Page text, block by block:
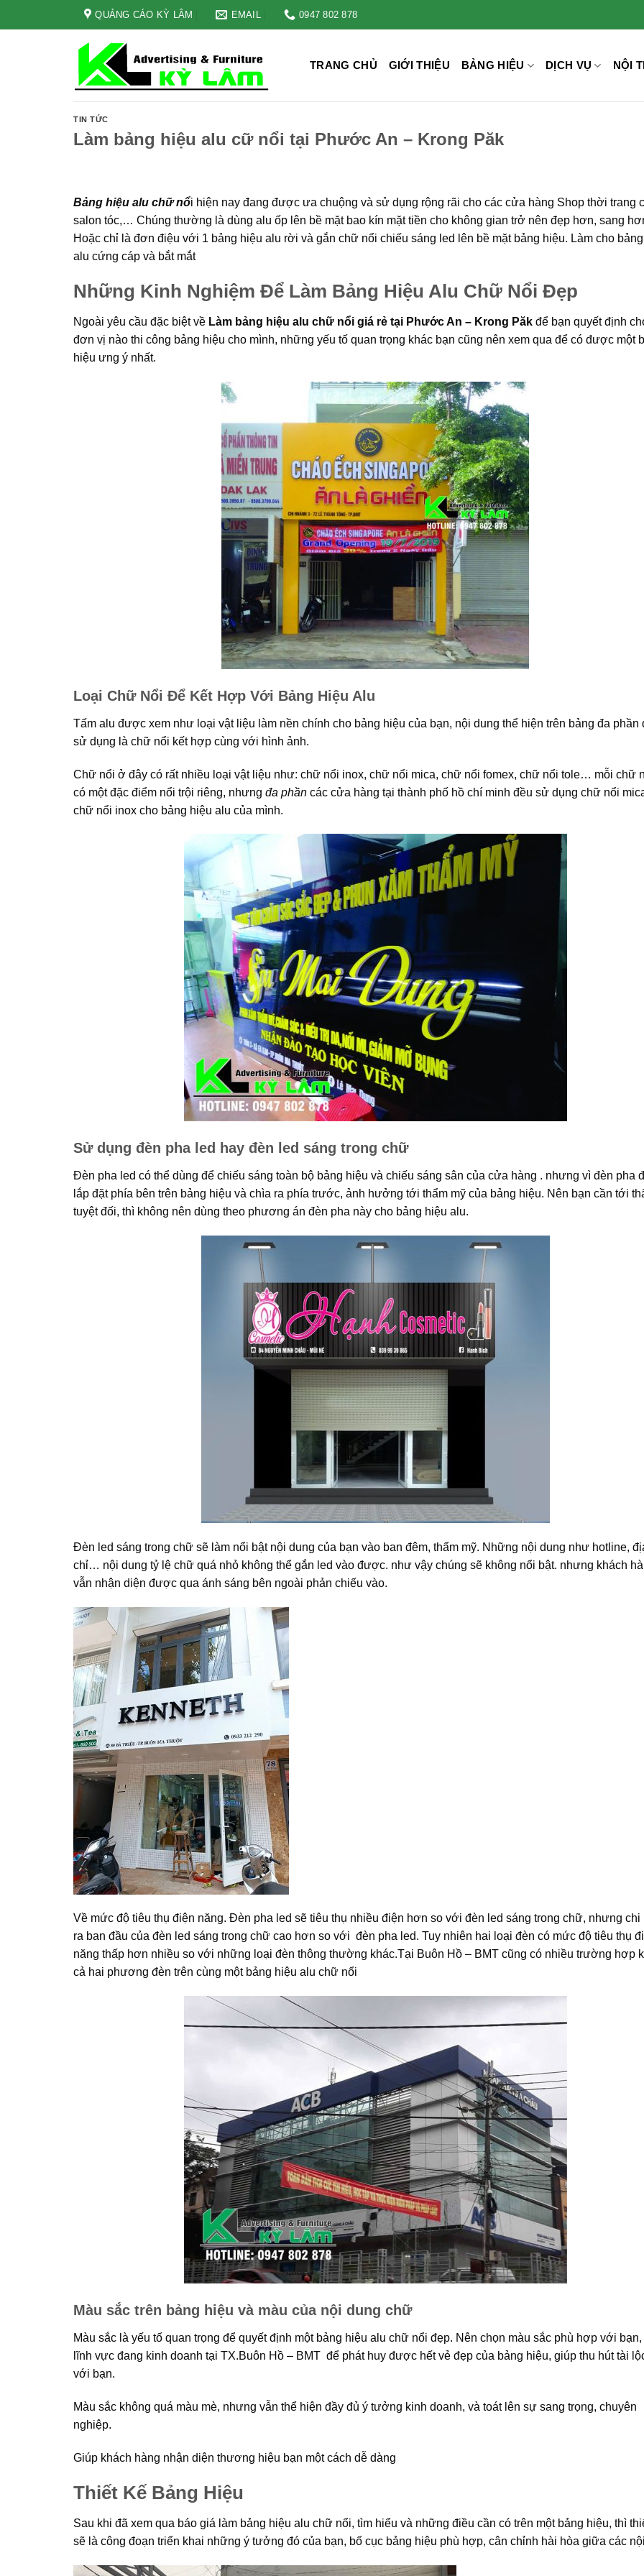
QUẢNG CÁO KỲ LÂM EMAIL 0947 802 878
TRANG CHỦ GIỚI THIỆU BẢNG HIỆU DỊCH VỤ NỘI
TIN TỨC
Làm bảng hiệu alu cữ nổi tại Phước An – Krong Păk
Bảng hiệu alu chữ nổi hiện nay đang được ưa chuộng và sử dụng rộng rãi cho các cửa hàng Shop thời trang
salon tóc,… Chúng thường là dùng alu ốp lên bề mặt bao kín mặt tiền cho không gian trở nên đẹp hơn, sang
Hoặc chỉ là đơn điệu với 1 bảng hiệu alu rời và gắn chữ nổi chiếu sáng led lên bề mặt bảng hiệu. Làm cho
alu cứng cáp và bắt mắt
Những Kinh Nghiệm Để Làm Bảng Hiệu Alu Chữ Nổi Đẹp
Ngoài yêu cầu đặc biệt về Làm bảng hiệu alu chữ nổi giá rẻ tại Phước An – Krong Păk để bạn quyết định
đơn vị nào thi công bảng hiệu cho mình, những yếu tố quan trọng khác bạn cũng nên xem qua để có được một
hiệu ưng ý nhất.
Loại Chữ Nổi Để Kết Hợp Với Bảng Hiệu Alu
Tấm alu được xem như loại vật liệu làm nền chính cho bảng hiệu của bạn, nội dung thể hiện trên bảng đa phần
sử dụng là chữ nổi kết hợp cùng với hình ảnh.
Chữ nổi ở đây có rất nhiều loại vật liệu như: chữ nổi inox, chữ nổi mica, chữ nổi fomex, chữ nổi tole… mỗi chữ
có một đặc điểm nổi trội riêng, nhưng đa phần các cửa hàng tại thành phố hồ chí minh đều sử dụng chữ nổi
chữ nổi inox cho bảng hiệu alu của mình.
Sử dụng đèn pha led hay đèn led sáng trong chữ
Đèn pha led có thể dùng để chiếu sáng toàn bộ bảng hiệu và chiếu sáng sân của cửa hàng . nhưng vì đèn pha
lắp đặt phía bên trên bảng hiệu và chìa ra phía trước, ảnh hưởng tới thẩm mỹ của bảng hiệu. Nên bạn cần tới
tuyệt đối, thì không nên dùng theo phương án đèn pha này cho bảng hiệu alu.
Đèn led sáng trong chữ sẽ làm nổi bật nội dung của bạn vào ban đêm, thẩm mỹ. Những nội dung như hotline,
chỉ… nội dung tỷ lệ chữ quá nhỏ không thể gắn led vào được. như vậy chúng sẽ không nổi bật. nhưng khách
vẫn nhận diện được qua ánh sáng bên ngoài phản chiếu vào.
Về mức độ tiêu thụ điện năng. Đèn pha led sẽ tiêu thụ nhiều điện hơn so với đèn led sáng trong chữ, nhưng chi
ra ban đầu của đèn led sáng trong chữ cao hơn so với đèn pha led. Tuy nhiên hai loại đèn có mức độ tiêu thụ
năng thấp hơn nhiều so với những loại đèn thông thường khác.Tại Buôn Hồ – BMT cũng có nhiều trường hợp
cả hai phương đèn trên cùng một bảng hiệu alu chữ nổi
Màu sắc trên bảng hiệu và màu của nội dung chữ
Màu sắc là yếu tố quan trọng để quyết định một bảng hiệu alu chữ nổi đẹp. Nên chọn màu sắc phù hợp với
lĩnh vực đang kinh doanh tại TX.Buôn Hồ – BMT để phát huy được hết vẻ đẹp của bảng hiệu, giúp thu hút tài
với bạn.
Màu sắc không quá màu mè, nhưng vẫn thể hiện đầy đủ ý tưởng kinh doanh, và toát lên sự sang trọng, chuyên
nghiệp.
Giúp khách hàng nhận diện thương hiệu bạn một cách dễ dàng
Thiết Kế Bảng Hiệu
Sau khi đã xem qua báo giá làm bảng hiệu alu chữ nổi, tìm hiểu và những điều cần có trên một bảng hiệu, thì
sẽ là công đoạn triển khai những ý tưởng đó của bạn, bố cục bảng hiệu phù hợp, cân chỉnh hài hòa giữa các